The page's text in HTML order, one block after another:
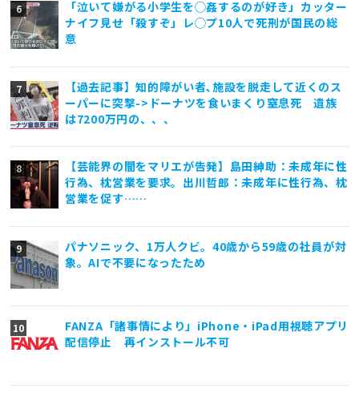
「泣いて嫌がる小学生を◯姦するのが好き」カッター
ナイフ見せ「殺すぞ」レ◯プ10人で死刑が国民の総
意
【過去記事】知的障がい者､施設を脱走して近くのス
ーパーに突撃->ドーナツを食いまくり窒息死 遺族
は7200万円の、、、
【芸能界の闇をマリエが告発】島田紳助：未成年に性
行為、枕営業を要求。出川哲郎：未成年に性行為、枕
営業を促す……
パナソニック、1万人クビ。40歳から59歳の社員が対
象。AIで不要になったため
FANZA「諸事情により」iPhone・iPad用視聴アプリ
配信停止 再インストール不可